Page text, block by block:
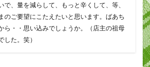
で、量を減らして、もっと辛くして、等、
のご要望にこたえたいと思います。ばあち
ら・・思い込みでしょうか。（店主の祖母
した。笑）